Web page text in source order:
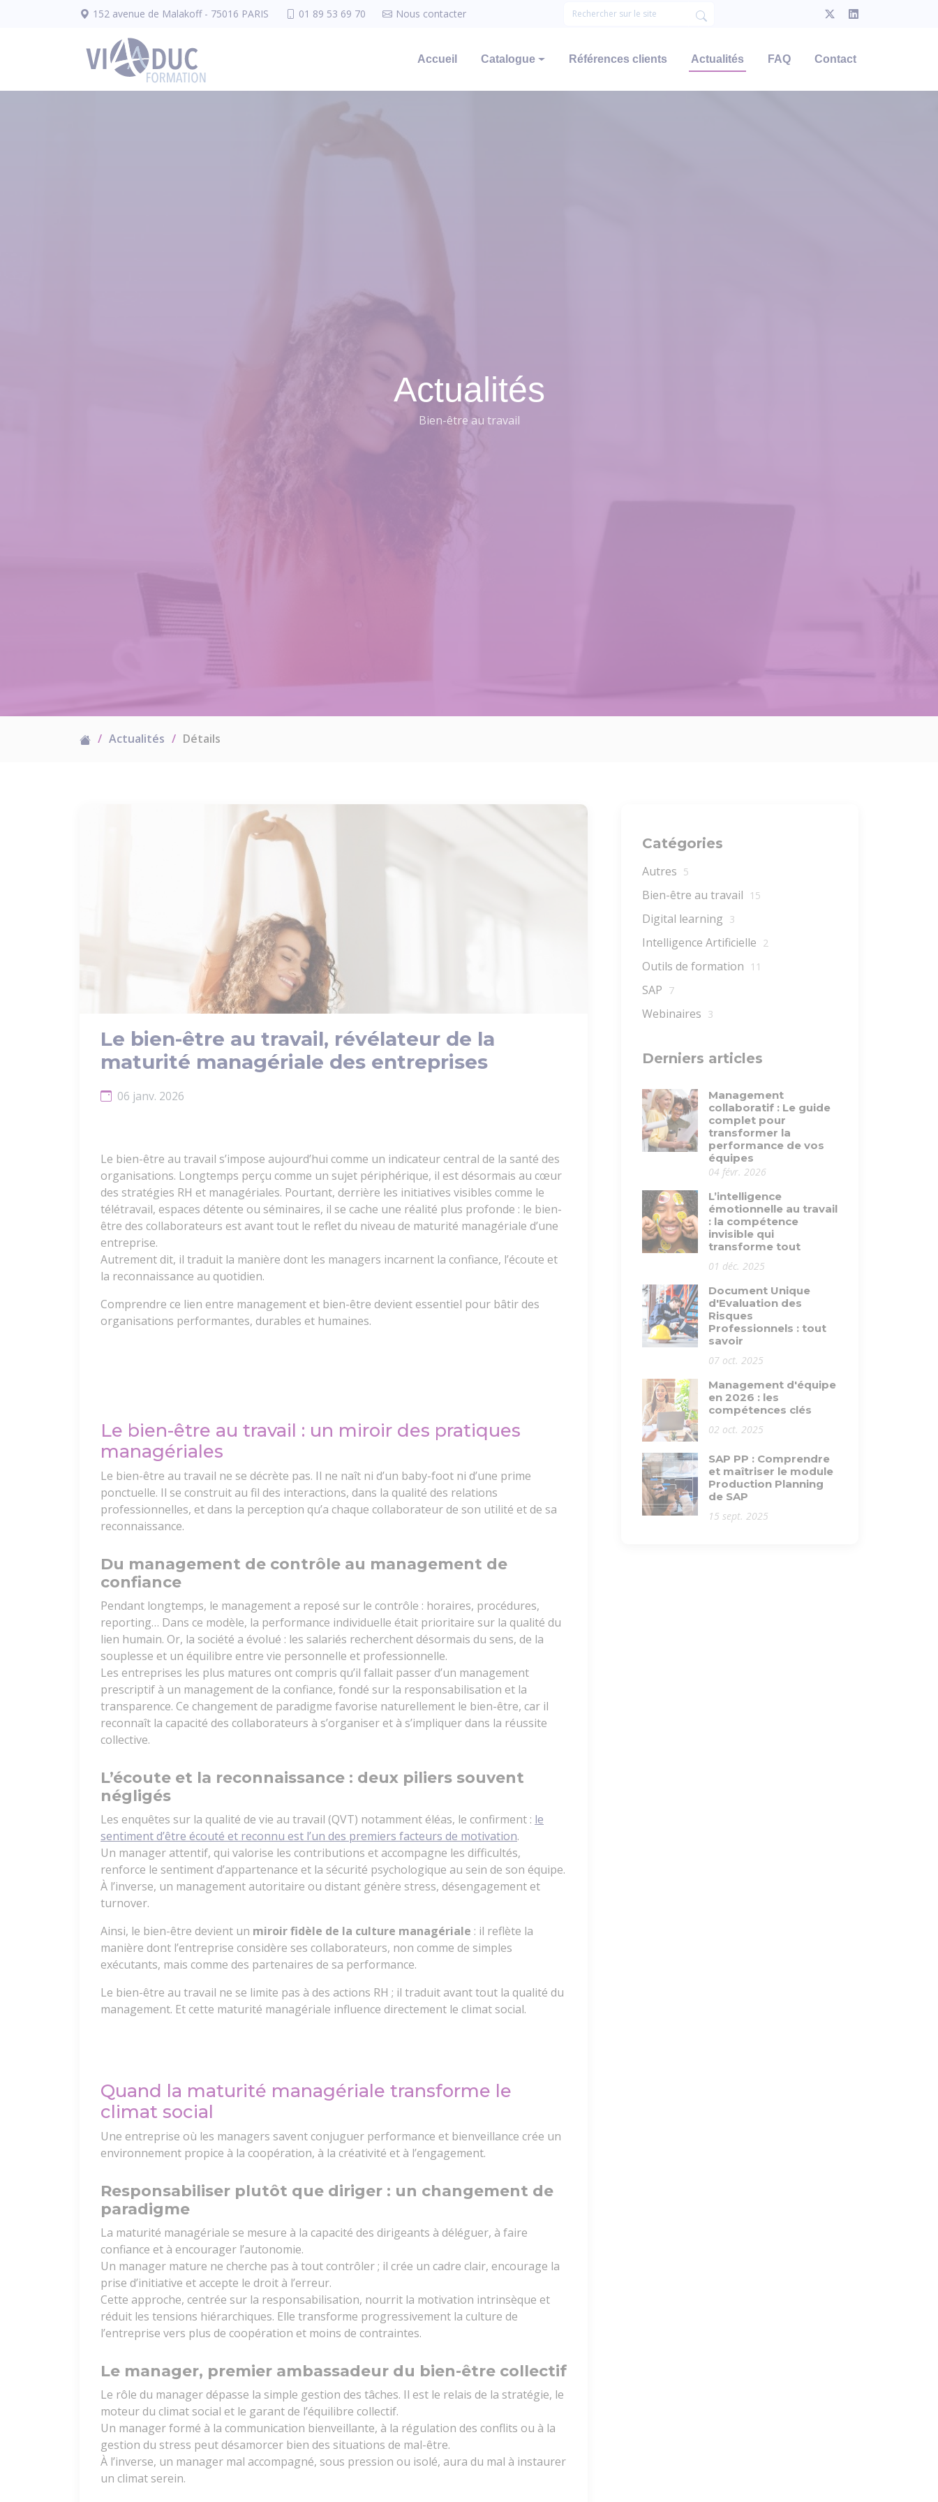
152 avenue de Malakoff - 75016 PARIS 01 89 53 69 70 Nous contacter
Accueil Catalogue Références clients Actualités FAQ Contact
Actualités
Bien-être au travail
Actualités Détails
Le bien-être au travail, révélateur de la
maturité managériale des entreprises
06 janv. 2026
Le bien-être au travail s’impose aujourd’hui comme un indicateur central de la santé des
organisations. Longtemps perçu comme un sujet périphérique, il est désormais au cœur
des stratégies RH et managériales. Pourtant, derrière les initiatives visibles comme le
télétravail, espaces détente ou séminaires, il se cache une réalité plus profonde : le bien-
être des collaborateurs est avant tout le reflet du niveau de maturité managériale d’une
entreprise.
Autrement dit, il traduit la manière dont les managers incarnent la confiance, l’écoute et
la reconnaissance au quotidien.
Comprendre ce lien entre management et bien-être devient essentiel pour bâtir des
organisations performantes, durables et humaines.
Le bien-être au travail : un miroir des pratiques
managériales
Le bien-être au travail ne se décrète pas. Il ne naît ni d’un baby-foot ni d’une prime
ponctuelle. Il se construit au fil des interactions, dans la qualité des relations
professionnelles, et dans la perception qu’a chaque collaborateur de son utilité et de sa
reconnaissance.
Du management de contrôle au management de
confiance
Pendant longtemps, le management a reposé sur le contrôle : horaires, procédures,
reporting… Dans ce modèle, la performance individuelle était prioritaire sur la qualité du
lien humain. Or, la société a évolué : les salariés recherchent désormais du sens, de la
souplesse et un équilibre entre vie personnelle et professionnelle.
Les entreprises les plus matures ont compris qu’il fallait passer d’un management
prescriptif à un management de la confiance, fondé sur la responsabilisation et la
transparence. Ce changement de paradigme favorise naturellement le bien-être, car il
reconnaît la capacité des collaborateurs à s’organiser et à s’impliquer dans la réussite
collective.
L’écoute et la reconnaissance : deux piliers souvent
négligés
Les enquêtes sur la qualité de vie au travail (QVT) notamment éléas, le confirment : le
sentiment d’être écouté et reconnu est l’un des premiers facteurs de motivation.
Un manager attentif, qui valorise les contributions et accompagne les difficultés,
renforce le sentiment d’appartenance et la sécurité psychologique au sein de son équipe.
À l’inverse, un management autoritaire ou distant génère stress, désengagement et
turnover.
Ainsi, le bien-être devient un miroir fidèle de la culture managériale : il reflète la
manière dont l’entreprise considère ses collaborateurs, non comme de simples
exécutants, mais comme des partenaires de sa performance.
Le bien-être au travail ne se limite pas à des actions RH ; il traduit avant tout la qualité du
management. Et cette maturité managériale influence directement le climat social.
Quand la maturité managériale transforme le
climat social
Une entreprise où les managers savent conjuguer performance et bienveillance crée un
environnement propice à la coopération, à la créativité et à l’engagement.
Responsabiliser plutôt que diriger : un changement de
paradigme
La maturité managériale se mesure à la capacité des dirigeants à déléguer, à faire
confiance et à encourager l’autonomie.
Un manager mature ne cherche pas à tout contrôler ; il crée un cadre clair, encourage la
prise d’initiative et accepte le droit à l’erreur.
Cette approche, centrée sur la responsabilisation, nourrit la motivation intrinsèque et
réduit les tensions hiérarchiques. Elle transforme progressivement la culture de
l’entreprise vers plus de coopération et moins de contraintes.
Le manager, premier ambassadeur du bien-être collectif
Le rôle du manager dépasse la simple gestion des tâches. Il est le relais de la stratégie, le
moteur du climat social et le garant de l’équilibre collectif.
Un manager formé à la communication bienveillante, à la régulation des conflits ou à la
gestion du stress peut désamorcer bien des situations de mal-être.
À l’inverse, un manager mal accompagné, sous pression ou isolé, aura du mal à instaurer
un climat serein.
Catégories
Autres 5
Bien-être au travail 15
Digital learning 3
Intelligence Artificielle 2
Outils de formation 11
SAP 7
Webinaires 3
Derniers articles
Management
collaboratif : Le guide
complet pour
transformer la
performance de vos
équipes
04 févr. 2026
L’intelligence
émotionnelle au travail
: la compétence
invisible qui
transforme tout
01 déc. 2025
Document Unique
d'Evaluation des
Risques
Professionnels : tout
savoir
07 oct. 2025
Management d'équipe
en 2026 : les
compétences clés
02 oct. 2025
SAP PP : Comprendre
et maîtriser le module
Production Planning
de SAP
15 sept. 2025
Panneau de gestion des cookies